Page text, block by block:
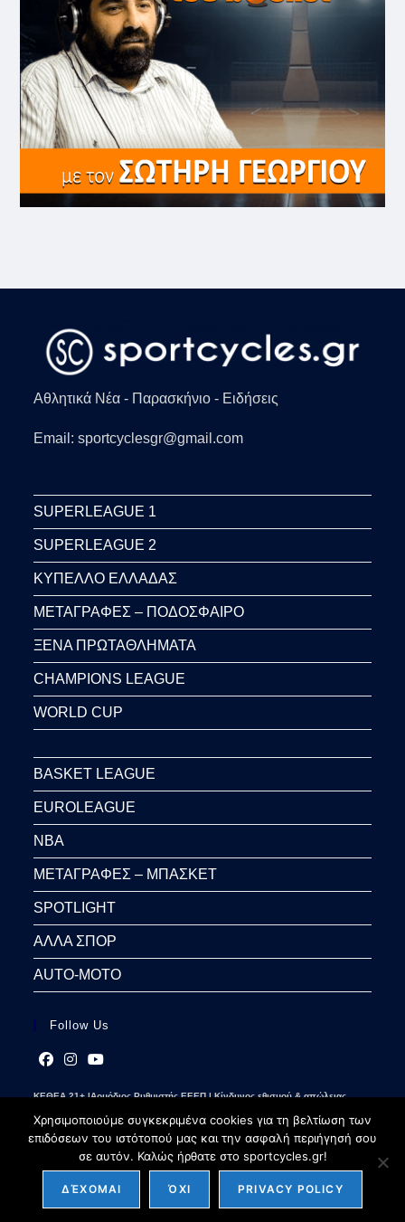
Αθλητικά Νέα - Παρασκήνιο - Ειδήσεις
Email: sportcyclesgr@gmail.com
SUPERLEAGUE 1
SUPERLEAGUE 2
ΚΥΠΕΛΛΟ ΕΛΛΑΔΑΣ
ΜΕΤΑΓΡΑΦΕΣ – ΠΟΔΟΣΦΑΙΡΟ
ΞΕΝΑ ΠΡΩΤΑΘΛΗΜΑΤΑ
CHAMPIONS LEAGUE
WORLD CUP
BASKET LEAGUE
EUROLEAGUE
NBA
ΜΕΤΑΓΡΑΦΕΣ – ΜΠΑΣΚΕΤ
SPOTLIGHT
ΑΛΛΑ ΣΠΟΡ
AUTO-MOTO
Follow Us
in
a
new
in
a
new
tab
in
a
new
tab
ΚΕΘΕΑ 21+ |Αρμόδιος Ρυθμιστής ΕΕΕΠ | Κίνδυνος εθισμού & απώλειας
Copyright 2026 - sportcycles.gr
Χρησιμοποιούμε συγκεκριμένα cookies για τη βελτίωση των
επιδόσεων του ιστότοπού μας και την ασφαλή περιήγησή σου
σε αυτόν. Καλώς ήρθατε στο sportcycles.gr!
ΔΈΧΟΜΑΙ ΌΧΙ PRIVACY POLICY